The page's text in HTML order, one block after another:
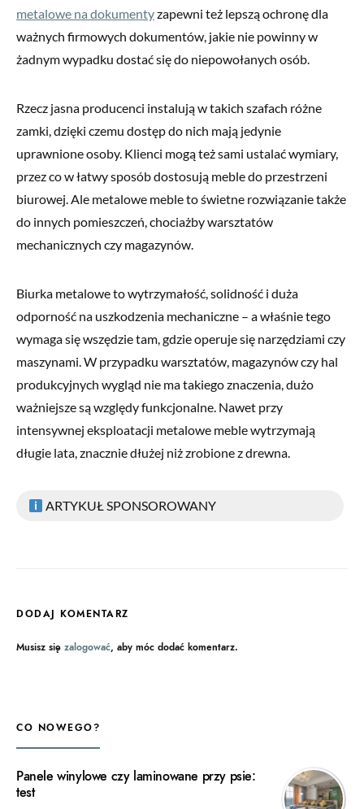
metalowe na dokumentyzapewni też lepszą ochronę dla
ważnych firmowych dokumentów, jakie nie powinny w
żadnym wypadku dostać się do niepowołanych osób.
Rzecz jasna producenci instalują w takich szafach różne
zamki, dzięki czemu dostęp do nich mają jedynie
uprawnione osoby. Klienci mogą też sami ustalać wymiary,
przez co w łatwy sposób dostosują meble do przestrzeni
biurowej. Ale metalowe meble to świetne rozwiązanie także
do innych pomieszczeń, chociażby warsztatów
mechanicznych czy magazynów.
Biurka metalowe to wytrzymałość, solidność i duża
odporność na uszkodzenia mechaniczne – a właśnie tego
wymaga się wszędzie tam, gdzie operuje się narzędziami czy
maszynami. W przypadku warsztatów, magazynów czy hal
produkcyjnych wygląd nie ma takiego znaczenia, dużo
ważniejsze są względy funkcjonalne. Nawet przy
intensywnej eksploatacji metalowe meble wytrzymają
długie lata, znacznie dłużej niż zrobione z drewna.
ARTYKUŁ SPONSOROWANY
DODAJ KOMENTARZ
Musisz się zalogować, aby móc dodać komentarz.
CO NOWEGO?
Panele winylowe czy laminowane przy psie:
test